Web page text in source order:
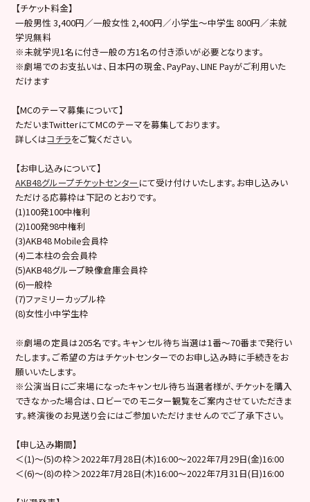
【チケット料金】
一般男性 3,400円／一般女性 2,400円／小学生～中学生 800円／未就
学児無料
※未就学児1名に付き一般の方1名の付き添いが必要となります。
※劇場でのお支払いは、日本円の現金、PayPay、LINE Payがご利用いた
だけます
【MCのテーマ募集について】
ただいまTwitterにてMCのテーマを募集しております。
詳しくはコチラをご覧ください。
【お申し込みについて】
AKB48グループチケットセンター にて受け付けいたします。お申し込みい
ただける応募枠は下記のとおりです。
(1)100発100中権利
(2)100発98中権利
(3)AKB48 Mobile会員枠
(4)二本柱の会会員枠
(5)AKB48グループ映像倉庫会員枠
(6)一般枠
(7)ファミリーカップル枠
(8)女性小中学生枠
※劇場の定員は205名です。キャンセル待ち当選は1番～70番まで発行い
たします。ご希望の方はチケットセンターでのお申し込み時に手続きをお
願いいたします。
※公演当日にご来場になったキャンセル待ち当選者様が、チケットを購入
できなかった場合は、ロビーでのモニター観覧をご案内させていただきま
す。終演後のお見送り会にはご参加いただけませんのでご了承下さい。
【申し込み期間】
＜(1)～(5)の枠＞2022年7月28日(木)16:00～2022年7月29日(金)16:00
＜(6)～(8)の枠＞2022年7月28日(木)16:00～2022年7月31日(日)16:00